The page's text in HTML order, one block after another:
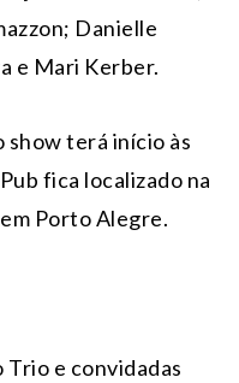
Danielle
e Mari Kerber.
show terá início às
fica localizado na
Porto Alegre.
Trio e convidadas